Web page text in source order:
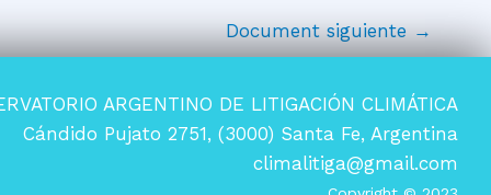
Document siguiente →
ARGENTINO DE LITIGACIÓN CLIMÁTICA
Cándido Pujato 2751, (3000) Santa Fe, Argentina
climalitiga@gmail.com